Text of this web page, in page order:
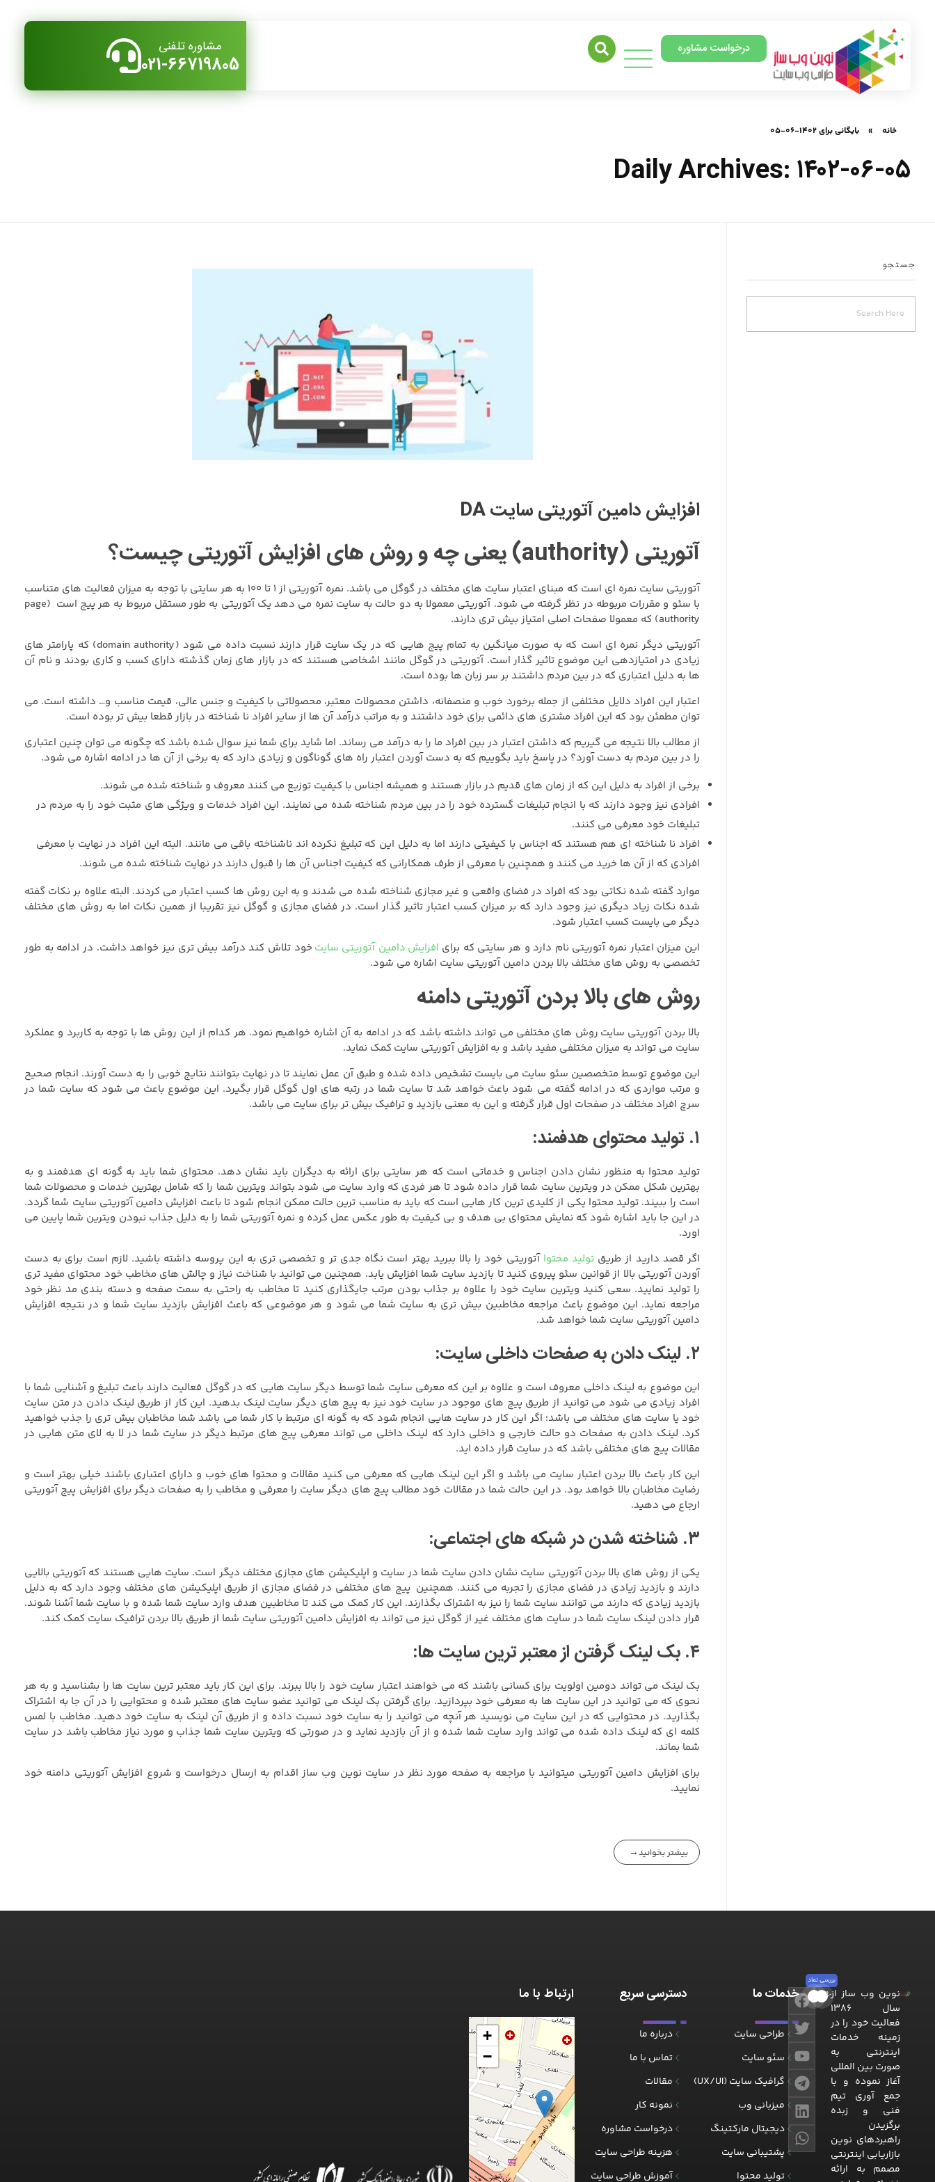
درخواست مشاوره مشاوره تلفنی
021-66719805
خانه » بایگانی برای ۱۴۰۲-۰۶-۰۵
Daily Archives: ۱۴۰۲-۰۶-۰۵
افزایش دامین آتوریتی سایت DA
آتوریتی (authority) یعنی چه و روش های افزایش آتوریتی چیست؟
آتوریتی سایت نمره ای است که مبنای اعتبار سایت های مختلف در گوگل می باشد. نمره آتوریتی از ۱ تا ۱۰۰ به هر سایتی با توجه به میزان فعالیت های متناسب
با سئو و مقررات مربوطه در نظر گرفته می شود. آتوریتی معمولا به دو حالت به سایت نمره می دهد یک آتوریتی به طور مستقل مربوط به هر پیج است (page
authority) که معمولا صفحات اصلی امتیاز بیش تری دارند.
آتوریتی دیگر نمره ای است که به صورت میانگین به تمام پیج هایی که در یک سایت قرار دارند نسبت داده می شود (domain authority) که پارامتر های
زیادی در امتیازدهی این موضوع تاثیر گذار است. آتوریتی در گوگل مانند اشخاصی هستند که در بازار های زمان گذشته دارای کسب و کاری بودند و نام آن
ها به دلیل اعتباری که در بین مردم داشتند بر سر زبان ها بوده است.
اعتبار این افراد دلایل مختلفی از جمله برخورد خوب و منصفانه، داشتن محصولات معتبر، محصولاتی با کیفیت و جنس عالی، قیمت مناسب و… داشته است. می
توان مطمئن بود که این افراد مشتری های دائمی برای خود داشتند و به مراتب درآمد آن ها از سایر افراد نا شناخته در بازار قطعا بیش تر بوده است.
از مطالب بالا نتیجه می گیریم که داشتن اعتبار در بین افراد ما را به درآمد می رساند. اما شاید برای شما نیز سوال شده باشد که چگونه می توان چنین اعتباری
را در بین مردم به دست آورد؟ در پاسخ باید بگوییم که به دست آوردن اعتبار راه های گوناگون و زیادی دارد که به برخی از آن ها در ادامه اشاره می شود.
برخی از افراد به دلیل این که از زمان های قدیم در بازار هستند و همیشه اجناس با کیفیت توزیع می کنند معروف و شناخته شده می شوند.
افرادی نیز وجود دارند که با انجام تبلیغات گسترده خود را در بین مردم شناخته شده می نمایند. این افراد خدمات و ویژگی های مثبت خود را به مردم در
تبلیغات خود معرفی می کنند.
افراد نا شناخته ای هم هستند که اجناس با کیفیتی دارند اما به دلیل این که تبلیغ نکرده اند ناشناخته باقی می مانند. البته این افراد در نهایت با معرفی
افرادی که از آن ها خرید می کنند و همچنین با معرفی از طرف همکارانی که کیفیت اجناس آن ها را قبول دارند در نهایت شناخته شده می شوند.
موارد گفته شده نکاتی بود که افراد در فضای واقعی و غیر مجازی شناخته شده می شدند و به این روش ها کسب اعتبار می کردند. البته علاوه بر نکات گفته
شده نکات زیاد دیگری نیز وجود دارد که بر میزان کسب اعتبار تاثیر گذار است. در فضای مجازی و گوگل نیز تقریبا از همین نکات اما به روش های مختلف
دیگر می بایست کسب اعتبار شود.
این میزان اعتبار نمره آتوریتی نام دارد و هر سایتی که برای افزایش دامین آتوریتی سایت خود تلاش کند درآمد بیش تری نیز خواهد داشت. در ادامه به طور
تخصصی به روش های مختلف بالا بردن دامین آتوریتی سایت اشاره می شود.
روش های بالا بردن آتوریتی دامنه
بالا بردن آتوریتی سایت روش های مختلفی می تواند داشته باشد که در ادامه به آن اشاره خواهیم نمود. هر کدام از این روش ها با توجه به کاربرد و عملکرد
سایت می تواند به میزان مختلفی مفید باشد و به افزایش آتوریتی سایت کمک نماید.
این موضوع توسط متخصصین سئو سایت می بایست تشخیص داده شده و طبق آن عمل نمایند تا در نهایت بتوانند نتایج خوبی را به دست آورند. انجام صحیح
و مرتب مواردی که در ادامه گفته می شود باعث خواهد شد تا سایت شما در رتبه های اول گوگل قرار بگیرد. این موضوع باعث می شود که سایت شما در
سرچ افراد مختلف در صفحات اول قرار گرفته و این به معنی بازدید و ترافیک بیش تر برای سایت می باشد.
۱. تولید محتوای هدفمند:
تولید محتوا به منظور نشان دادن اجناس و خدماتی است که هر سایتی برای ارائه به دیگران باید نشان دهد. محتوای شما باید به گونه ای هدفمند و به
بهترین شکل ممکن در ویترین سایت شما قرار داده شود تا هر فردی که وارد سایت می شود بتواند ویترین شما را که شامل بهترین خدمات و محصولات شما
است را ببیند. تولید محتوا یکی از کلیدی ترین کار هایی است که باید به مناسب ترین حالت ممکن انجام شود تا باعت افزایش دامین آتوریتی سایت شما گردد.
در این جا باید اشاره شود که نمایش محتوای بی هدف و بی کیفیت به طور عکس عمل کرده و نمره آتوریتی شما را به دلیل جذاب نبودن ویترین شما پایین می
اورد.
اگر قصد دارید از طریقتولید محتوا آتوریتی خود را بالا ببرید بهتر است نگاه جدی تر و تخصصی تری به این پروسه داشته باشید. لازم است برای به دست
آوردن آتوریتی بالا از قوانین سئو پیروی کنید تا بازدید سایت شما افزایش یابد. همچنین می توانید با شناخت نیاز و چالش های مخاطب خود محتوای مفید تری
را تولید نمایید. سعی کنید ویترین سایت خود را علاوه بر جذاب بودن مرتب جایگذاری کنید تا مخاطب به راحتی به سمت صفحه و دسته بندی مد نظر خود
مراجعه نماید. این موضوع باعث مراجعه مخاطبین بیش تری به سایت شما می شود و هر موضوعی که باعث افزایش بازدید سایت شما و در نتیجه افزایش
دامین آتوریتی سایت شما خواهد شد.
۲. لینک دادن به صفحات داخلی سایت:
این موضوع به لینک داخلی معروف است و علاوه بر این که معرفی سایت شما توسط دیگر سایت هایی که در گوگل فعالیت دارند باعث تبلیغ و آشنایی شما با
افراد زیادی می شود می توانید از طریق پیج های موجود در سایت خود نیز به پیج های دیگر سایت لینک بدهید. این کار از طریق لینک دادن در متن سایت
خود یا سایت های مختلف می باشد؛ اگر این کار در سایت هایی انجام شود که به گونه ای مرتبط با کار شما می باشد شما مخاطبان بیش تری را جذب خواهید
کرد. لینک دادن به صفحات دو حالت خارجی و داخلی دارد که لینک داخلی می تواند معرفی پیج های مرتبط دیگر در سایت شما در لا به لای متن هایی در
مقالات پیج های مختلفی باشد که در سایت قرار داده اید.
این کار باعث بالا بردن اعتبار سایت می باشد و اگر این لینک هایی که معرفی می کنید مقالات و محتوا های خوب و دارای اعتباری باشند خیلی بهتر است و
رضایت مخاطبان بالا خواهد بود. در این حالت شما در مقالات خود مطالب پیج های دیگر سایت را معرفی و مخاطب را به صفحات دیگر برای افزایش پیج آتوریتی
ارجاع می دهید.
۳. شناخته شدن در شبکه های اجتماعی:
یکی از روش های بالا بردن آتوریتی سایت نشان دادن سایت شما در سایت و اپلیکیشن های مجازی مختلف دیگر است. سایت هایی هستند که آتوریتی بالایی
دارند و بازدید زیادی در فضای مجازی را تجربه می کنند. همچنین پیج های مختلفی در فضای مجازی از طریق اپلیکیشن های مختلف وجود دارد که به دلیل
بازدید زیادی که دارند می توانند سایت شما را نیز به اشتراک بگذارند. این کار کمک می کند تا مخاطبین هدف وارد سایت شما شده و با سایت شما آشنا شوند.
قرار دادن لینک سایت شما در سایت های مختلف غیر از گوگل نیز می تواند به افزایش دامین آتوریتی سایت شما از طریق بالا بردن ترافیک سایت کمک کند.
۴. بک لینک گرفتن از معتبر ترین سایت ها:
بک لینک می تواند دومین اولویت برای کسانی باشند که می خواهند اعتبار سایت خود را بالا ببرند. برای این کار باید معتبر ترین سایت ها را بشناسید و به هر
نحوی که می توانید در این سایت ها به معرفی خود بپردازید. برای گرفتن بک لینک می توانید عضو سایت های معتبر شده و محتوایی را در آن جا به اشتراک
بگذارید. در محتوایی که در این سایت می نویسید هر آنچه می توانید را به سایت خود نسبت داده و از طریق آن لینک به سایت خود دهید. مخاطب با لمس
کلمه ای که لینک داده شده می تواند وارد سایت شما شده و از آن بازدید نماید و در صورتی که ویترین سایت شما جذاب و مورد نیاز مخاطب باشد در سایت
شما بماند.
برای افزایش دامین آتوریتی میتوانید با مراجعه به صفحه مورد نظر در سایت نوین وب ساز اقدام به ارسال درخواست و شروع افزایش آتوریتی دامنه خود
نمایید.
بیشتر بخوانید
جستجو
نوین وب ساز
نوین وب ساز از
سال ۱۳۸۶
فعالیت خود را در
زمینه خدمات
اینترنتی به
صورت بین المللی
آغاز نموده و با
جمع آوری تیم
فنی و زبده
برگزیدن
راهبردهای نوین
بازاریابی اینترنتی
مصمم به ارائه
بررسی نماد
خدمات ما
طراحی سایت
سئو سایت
گرافیک سایت (UX/UI)
میزبانی وب
دیجیتال مارکتینگ
پشتیبانی سایت
تولید محتوا
دسترسی سریع
درباره ما
تماس با ما
مقالات
نمونه کار
درخواست مشاوره
هزینه طراحی سایت
آموزش طراحی سایت
ارتباط با ما
+
−